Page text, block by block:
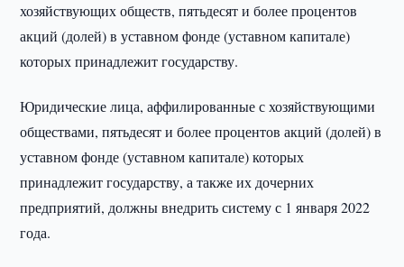
хозяйствующих обществ, пятьдесят и более процентов
акций (долей) в уставном фонде (уставном капитале)
которых принадлежит государству.
Юридические лица, аффилированные с хозяйствующими
обществами, пятьдесят и более процентов акций (долей) в
уставном фонде (уставном капитале) которых
принадлежит государству, а также их дочерних
предприятий, должны внедрить систему с 1 января 2022
года.